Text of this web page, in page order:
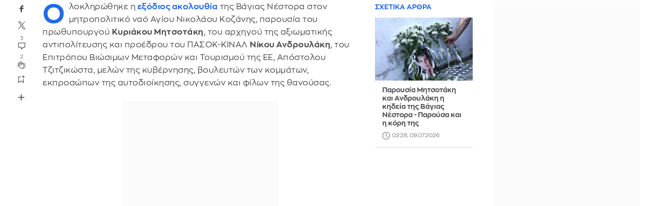
3
2
Ο λοκληρώθηκε η εξόδιος ακολουθία της Βάγιας Νέστορα στον
μητροπολιτικό ναό Αγίου Νικολάου Κοζάνης, παρουσία του
πρωθυπουργού Κυριάκου Μητσοτάκη, του αρχηγού της αξιωματικής
αντιπολίτευσης και προέδρου του ΠΑΣΟΚ-ΚΙΝΑΛ Νίκου Ανδρουλάκη, του
Επιτρόπου Βιώσιμων Μεταφορών και Τουρισμού της ΕΕ, Απόστολου
Τζιτζικώστα, μελών της κυβέρνησης, βουλευτών των κομμάτων,
εκπροσώπων της αυτοδιοίκησης, συγγενών και φίλων της θανούσας.
ΣΧΕΤΙΚΑ ΑΡΘΡΑ
Παρουσία Μητσοτάκη
και Ανδρουλάκη η
κηδεία της Βάγιας
Νέστορα - Παρούσα και
η κόρη της
02:28, 09.07.2026